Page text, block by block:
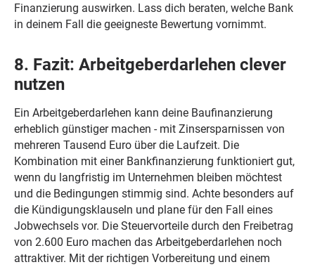
Finanzierung auswirken. Lass dich beraten, welche Bank
in deinem Fall die geeigneste Bewertung vornimmt.
8. Fazit: Arbeitgeberdarlehen clever
nutzen
Ein Arbeitgeberdarlehen kann deine Baufinanzierung
erheblich günstiger machen - mit Zinsersparnissen von
mehreren Tausend Euro über die Laufzeit. Die
Kombination mit einer Bankfinanzierung funktioniert gut,
wenn du langfristig im Unternehmen bleiben möchtest
und die Bedingungen stimmig sind. Achte besonders auf
die Kündigungsklauseln und plane für den Fall eines
Jobwechsels vor. Die Steuervorteile durch den Freibetrag
von 2.600 Euro machen das Arbeitgeberdarlehen noch
attraktiver. Mit der richtigen Vorbereitung und einem